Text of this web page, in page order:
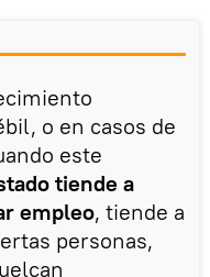
o en casos de
este
tiende a
empleo, tiende a
personas,